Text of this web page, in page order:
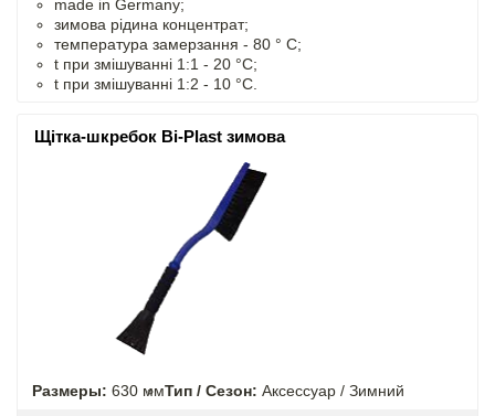
made in Germany;
зимова рідина концентрат;
температура замерзання - 80 ° C;
t при змішуванні 1:1 - 20 °C;
t при змішуванні 1:2 - 10 °C.
Щітка-шкребок Bi-Plast зимова
Размеры: 630 ммТип / Сезон: Аксессуар / Зимний